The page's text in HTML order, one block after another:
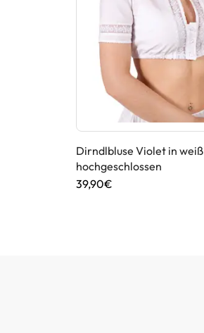
Dirndlbluse Violet in weiß
hochgeschlossen
39,90€